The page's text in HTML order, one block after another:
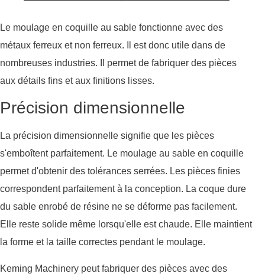
Le moulage en coquille au sable fonctionne avec des
métaux ferreux et non ferreux. Il est donc utile dans de
nombreuses industries. Il permet de fabriquer des pièces
aux détails fins et aux finitions lisses.
Précision dimensionnelle
La précision dimensionnelle signifie que les pièces
s'emboîtent parfaitement. Le moulage au sable en coquille
permet d'obtenir des tolérances serrées. Les pièces finies
correspondent parfaitement à la conception. La coque dure
du sable enrobé de résine ne se déforme pas facilement.
Elle reste solide même lorsqu'elle est chaude. Elle maintient
la forme et la taille correctes pendant le moulage.
Keming Machinery peut fabriquer des pièces avec des